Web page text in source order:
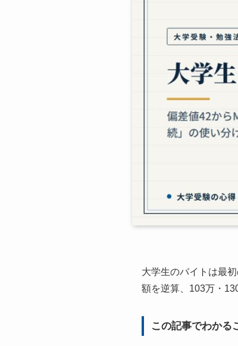
大学生のバイトは最
額を逆算、103万・
この記事でわかる